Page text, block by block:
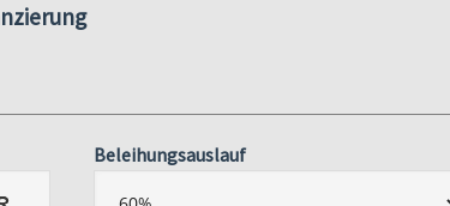
Beleihungsauslauf